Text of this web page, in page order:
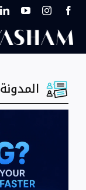
Skip
content
المدونة